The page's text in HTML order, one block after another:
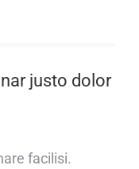
justo dolor
facilisi.